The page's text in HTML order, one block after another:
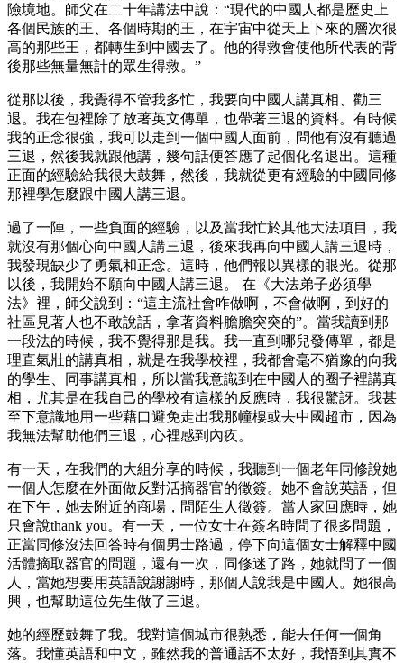
險境地。師父在二十年講法中說：“現代的中國人都是歷史上
各個民族的王、各個時期的王，在宇宙中從天上下來的層次很
高的那些王，都轉生到中國去了。他的得救會使他所代表的背
後那些無量無計的眾生得救。”
從那以後，我覺得不管我多忙，我要向中國人講真相、勸三
退。我在包裡除了放著英文傳單，也帶著三退的資料。有時候
我的正念很強，我可以走到一個中國人面前，問他有沒有聽過
三退，然後我就跟他講，幾句話便答應了起個化名退出。這種
正面的經驗給我很大鼓舞，然後，我就從更有經驗的中國同修
那裡學怎麼跟中國人講三退。
過了一陣，一些負面的經驗，以及當我忙於其他大法項目，我
就沒有那個心向中國人講三退，後來我再向中國人講三退時，
我發現缺少了勇氣和正念。這時，他們報以異樣的眼光。從那
以後，我開始不願向中國人講三退。 在《大法弟子必須學
法》裡，師父說到：“這主流社會咋做啊，不會做啊，到好的
社區見著人也不敢說話，拿著資料膽膽突突的”。當我讀到那
一段法的時候，我不覺得那是我。我一直到哪兒發傳單，都是
理直氣壯的講真相，就是在我學校裡，我都會毫不猶豫的向我
的學生、同事講真相，所以當我意識到在中國人的圈子裡講真
相，尤其是在我自己的學校有這樣的反應時，我很驚訝。我甚
至下意識地用一些藉口避免走出我那幢樓或去中國超市，因為
我無法幫助他們三退，心裡感到內疚。
有一天，在我們的大組分享的時候，我聽到一個老年同修說她
一個人怎麼在外面做反對活摘器官的徵簽。她不會說英語，但
在下午，她去附近的商場，問陌生人徵簽。當人家回應時，她
只會說thank you。有一天，一位女士在簽名時問了很多問題，
正當同修沒法回答時有個男士路過，停下向這個女士解釋中國
活體摘取器官的問題，還有一次，同修迷了路，她就問了一個
人，當她想要用英語說謝謝時，那個人說我是中國人。她很高
興，也幫助這位先生做了三退。
她的經歷鼓舞了我。我對這個城市很熟悉，能去任何一個角
落。我懂英語和中文，雖然我的普通話不太好，我悟到其實不